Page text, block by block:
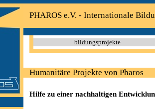
PHAROS e.V. - Internationale
bildungsprojekte
Humanitäre Projekte von Pharos
Hilfe zu einer nachhaltigen